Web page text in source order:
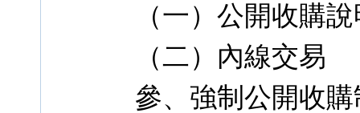
（一）公開收購
（二）內線交易
參、強制公開收